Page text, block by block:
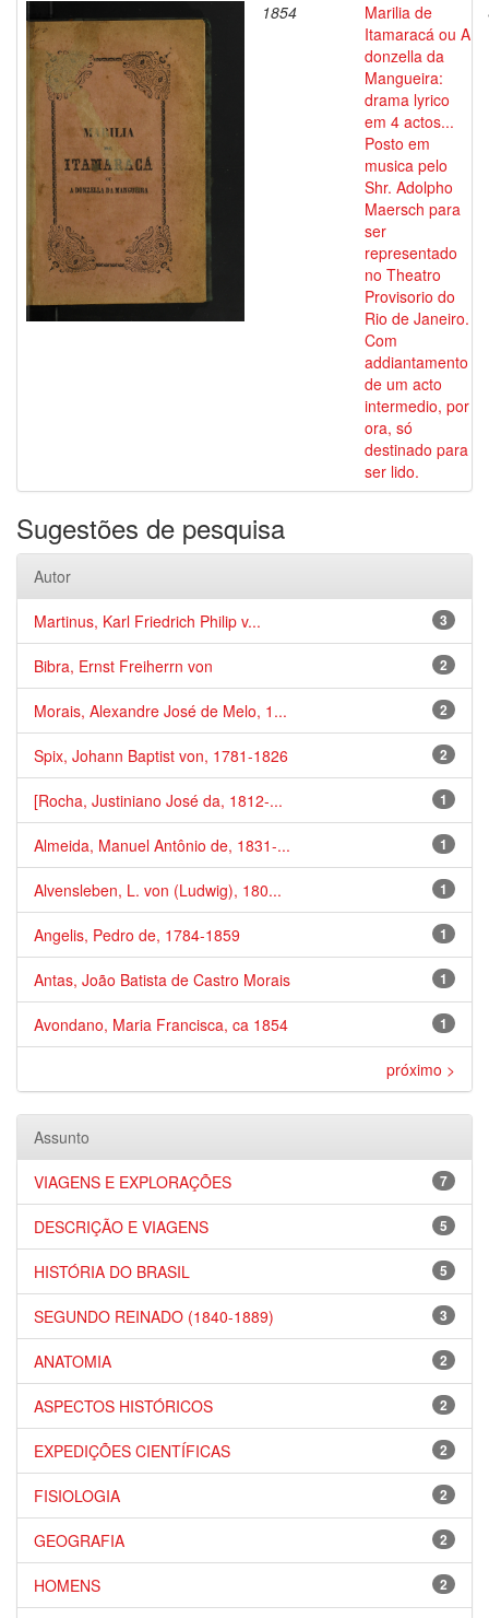
1854
Marilia de
Itamaracá ou A
donzella da
Mangueira:
drama lyrico
em 4 actos...
Posto em
musica pelo
Shr. Adolpho
Maersch para
ser
representado
no Theatro
Provisorio do
Rio de Janeiro.
Com
addiantamento
de um acto
intermedio, por
ora, só
destinado para
ser lido.
Sugestões de pesquisa
Autor
3
Martinus, Karl Friedrich Philip v...
2
Bibra, Ernst Freiherrn von
2
Morais, Alexandre José de Melo, 1...
2
Spix, Johann Baptist von, 1781-1826
1
[Rocha, Justiniano José da, 1812-...
1
Almeida, Manuel Antônio de, 1831-...
1
Alvensleben, L. von (Ludwig), 180...
1
Angelis, Pedro de, 1784-1859
1
Antas, João Batista de Castro Morais
1
Avondano, Maria Francisca, ca 1854
próximo >
Assunto
7
VIAGENS E EXPLORAÇÕES
5
DESCRIÇÃO E VIAGENS
5
HISTÓRIA DO BRASIL
3
SEGUNDO REINADO (1840-1889)
2
ANATOMIA
2
ASPECTOS HISTÓRICOS
2
EXPEDIÇÕES CIENTÍFICAS
2
FISIOLOGIA
2
GEOGRAFIA
2
HOMENS